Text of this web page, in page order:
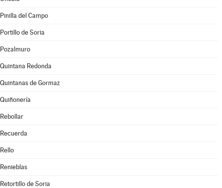
Pinilla del Campo
Portillo de Soria
Pozalmuro
Quintana Redonda
Quintanas de Gormaz
Quiñonería
Rebollar
Recuerda
Rello
Renieblas
Retortillo de Soria